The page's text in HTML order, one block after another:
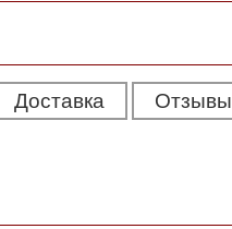
Доставка Отзывы